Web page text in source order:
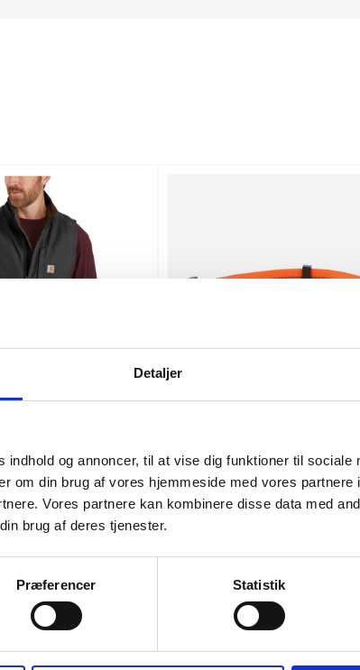
Detaljer
og annoncer, til at vise dig funktioner til sociale
om din brug af vores hjemmeside med vores partnere
Vores partnere kan kombinere disse data med
brug af deres tjenester.
Præferencer Statistik
med sherpa fodring
Carhartt tradesman hundhalsband
SEK 436,25 m. moms
SEK 349,00u. moms
Bra och användarvänlig hemsida. Bra kundservice, snabb
Dessutom med ett presentkort som ingår i